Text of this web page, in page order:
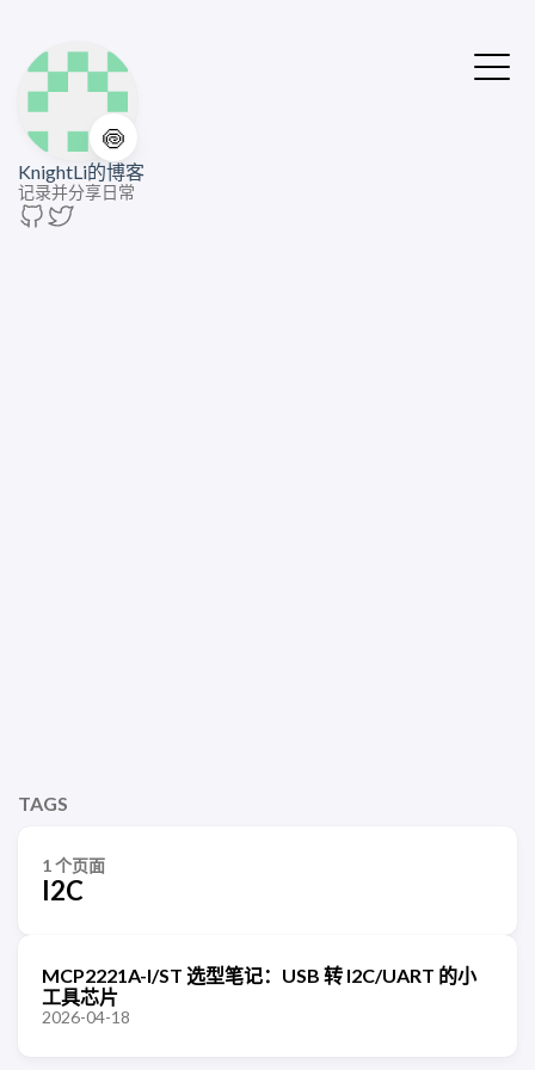
🍥
KnightLi的博客
记录并分享日常
TAGS
1 个页面
I2C
MCP2221A-I/ST 选型笔记：USB 转 I2C/UART 的小
工具芯片
2026-04-18